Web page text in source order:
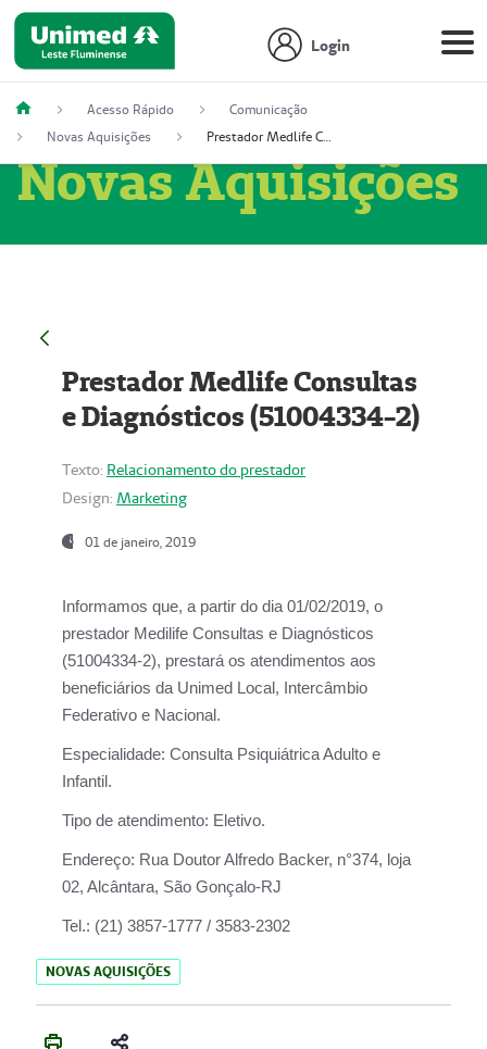
Login
Acesso Rápido
Comunicação
Novas Aquisições
Prestador Medlife Consultas e Diagnósticos (51004334-2)
Novas Aquisições
Prestador Medlife Consultas
e Diagnósticos (51004334-2)
Texto: Relacionamento do prestador
Design: Marketing
01 de janeiro, 2019
Informamos que, a partir do dia 01/02/2019, o
prestador Medilife Consultas e Diagnósticos
(51004334-2), prestará os atendimentos aos
beneficiários da Unimed Local, Intercâmbio
Federativo e Nacional.
Especialidade: Consulta Psiquiátrica Adulto e
Infantil.
Tipo de atendimento: Eletivo.
Endereço: Rua Doutor Alfredo Backer, n°374, loja
02, Alcântara, São Gonçalo-RJ
Tel.: (21) 3857-1777 / 3583-2302
NOVAS AQUISIÇÕES